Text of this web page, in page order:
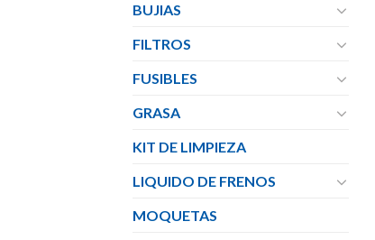
BUJIAS
FILTROS
FUSIBLES
GRASA
KIT DE LIMPIEZA
LIQUIDO DE FRENOS
MOQUETAS